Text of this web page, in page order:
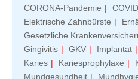
CORONA-Pandemie
COVID
Elektrische Zahnbürste
Gesetzliche
Gingivitis
GKV Implantat
Karies
Kariesprophylaxe
Mundgesundheit